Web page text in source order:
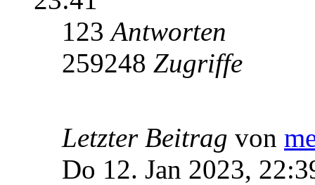
123Antworten
259248 Zugriffe
Letzter Beitrag von
Do 12. Jan 2023,